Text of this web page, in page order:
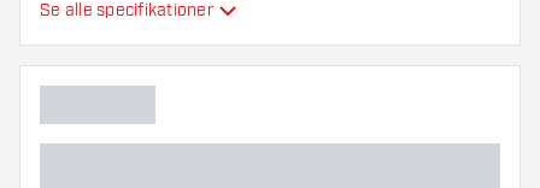
Yderligere farver
Se alle specifikationer